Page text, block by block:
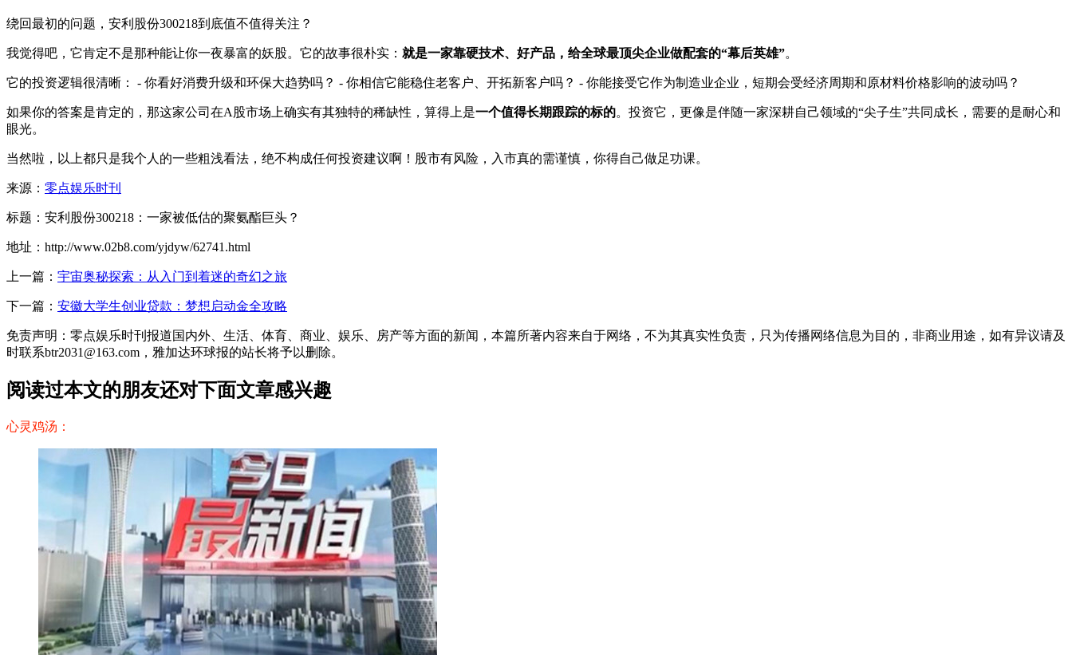
绕回最初的问题，安利股份300218到底值不值得关注？
我觉得吧，它肯定不是那种能让你一夜暴富的妖股。它的故事很朴实： 就是一家靠硬技术、好产品，给全球最顶尖企业做配套的“幕后英雄”。
它的投资逻辑很清晰： - 你看好消费升级和环保大趋势吗？ - 你相信它能稳住老客户、开拓新客户吗？ - 你能接受它作为制造业企业，短期会受经济周期和原材料价格影响的波动吗？
如果你的答案是肯定的，那这家公司在A股市场上确实有其独特的稀缺性，算得上是一个值得长期跟踪的标的。投资它，更像是伴随一家深耕自己领域的“尖子生”共同成长，需要的是耐心和
眼光。
当然啦，以上都只是我个人的一些粗浅看法，绝不构成任何投资建议啊！股市有风险，入市真的需谨慎，你得自己做足功课。
来源： 零点娱乐时刊
标题：安利股份300218：一家被低估的聚氨酯巨头？
地址：http://www.02b8.com/yjdyw/62741.html
上一篇： 宇宙奥秘探索：从入门到着迷的奇幻之旅
下一篇： 安徽大学生创业贷款：梦想启动金全攻略
免责声明：零点娱乐时刊报道国内外、生活、体育、商业、娱乐、房产等方面的新闻，本篇所著内容来自于网络，不为其真实性负责，只为传播网络信息为目的，非商业用途，如有异议请及
时联系btr2031@163.com，雅加达环球报的站长将予以删除。
阅读过本文的朋友还对下面文章感兴趣
心灵鸡汤：